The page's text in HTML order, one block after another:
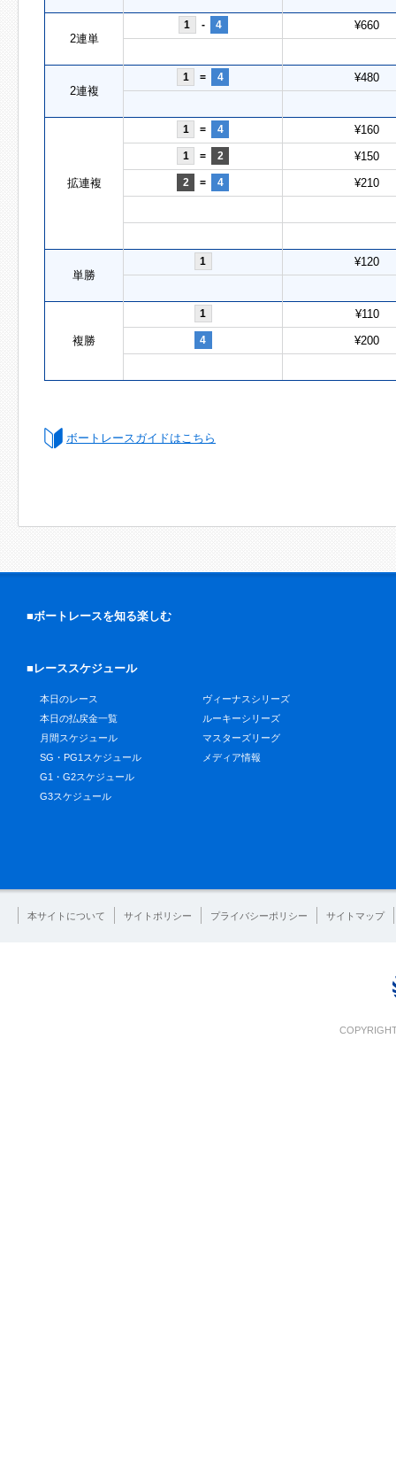
2連単
1 - 4 ¥660
2連複
1 = 4 ¥480
拡連複
1 = 4 ¥160
1 = 2 ¥150
2 = 4 ¥210
単勝
1 ¥120
複勝
1 ¥110
4 ¥200
ボートレースガイドはこちら
■ボートレースを知る楽しむ
■レーススケジュール
本日のレース
本日の払戻金一覧
月間スケジュール
SG・PG1スケジュール
G1・G2スケジュール
G3スケジュール
ヴィーナスシリーズ
ルーキーシリーズ
マスターズリーグ
メディア情報
本サイトについて サイトポリシー プライバシーポリシー サイトマップ